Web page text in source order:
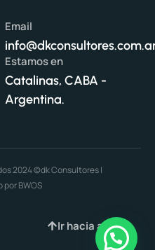
Email
Estamos en
Catalinas, CABA -
Argentina.
2024 ©dk Consultores |
por BWOS
Ir hacia arriba